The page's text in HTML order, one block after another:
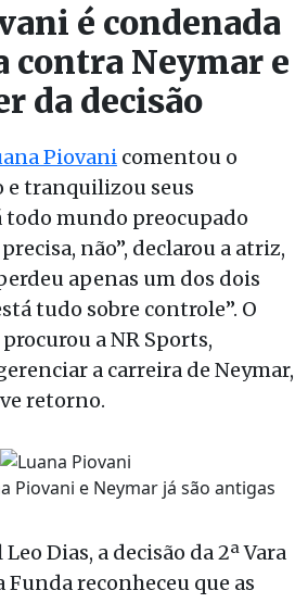
é condenada
Neymar e
da decisão
Piovani comentou o
e tranquilizou seus
todo mundo preocupado
não”, declarou a atriz,
apenas um dos dois
tudo sobre controle”. O
a NR Sports,
a carreira de Neymar,
retorno.
Piovani e Neymar já são antigas
Dias, a decisão da 2ª Vara
reconheceu que as